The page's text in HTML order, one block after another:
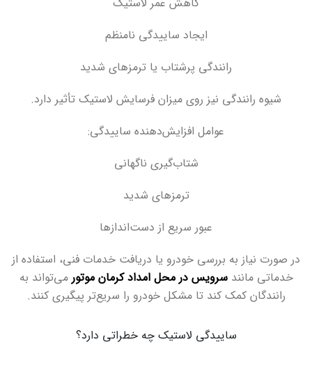
ایجاد ساییدگی نامنظم
رانندگی پرشتاب یا ترمزهای شدید
شیوه رانندگی نیز روی میزان فرسایش لاستیک تأثیر دارد.
عوامل افزایش‌دهنده ساییدگی:
شتاب‌گیری ناگهانی
ترمزهای شدید
عبور سریع از دست‌اندازها
در صورت نیاز به بررسی خودرو یا دریافت خدمات فنی، استفاده از
خدماتی مانندسرویس در محل امداد کرمان موتور می‌تواند به
رانندگان کمک کند تا مشکل خودرو را سریع‌تر پیگیری کنند.
ساییدگی لاستیک چه خطراتی دارد؟